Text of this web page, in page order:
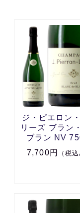
ジ・ピエロン
リーズ ブラン
ブラン NV
7,700円
（税込